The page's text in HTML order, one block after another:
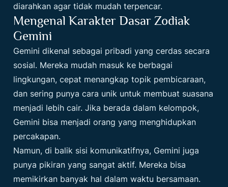
diarahkan agar tidak mudah terpencar.
Mengenal Karakter Dasar Zodiak
Gemini
Gemini dikenal sebagai pribadi yang cerdas secara
sosial. Mereka mudah masuk ke berbagai
lingkungan, cepat menangkap topik pembicaraan,
dan sering punya cara unik untuk membuat suasana
menjadi lebih cair. Jika berada dalam kelompok,
Gemini bisa menjadi orang yang menghidupkan
percakapan.
Namun, di balik sisi komunikatifnya, Gemini juga
punya pikiran yang sangat aktif. Mereka bisa
memikirkan banyak hal dalam waktu bersamaan.